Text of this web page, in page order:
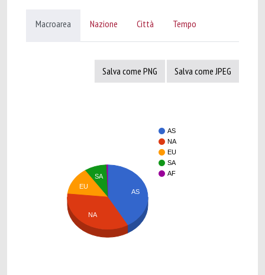
Macroarea Nazione Città Tempo
Salva come PNG Salva come JPEG
AS
NA
EU
SA
AF
AS
SA
EU
NA